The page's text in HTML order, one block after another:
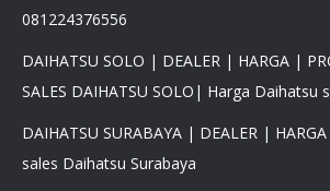
081224376556
DAIHATSU SOLO | DEALER | HARGA |
SALES DAIHATSU SOLO| Harga Daihatsu
DAIHATSU SURABAYA | DEALER |
sales Daihatsu Surabaya